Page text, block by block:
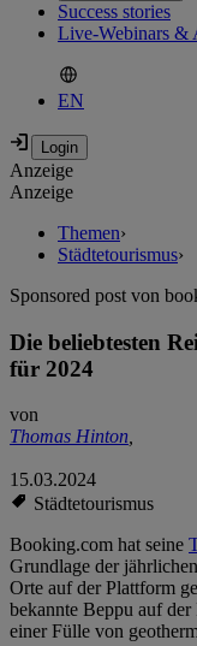
Success stories
Live-Webinars &
EN
Anzeige
Anzeige
Themen›
Städtetourismus›
Sponsored post von
Die beliebtesten
für 2024
von
Thomas Hinton,
15.03.2024
Städtetourismus
Booking.com hat seine
Grundlage der
Orte auf der Plattform
bekannte Beppu auf
einer Fülle von